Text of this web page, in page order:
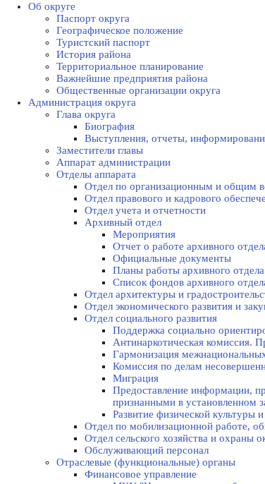
Об округе
Паспорт округа
Географическое положение
Туристский паспорт
История района
Территориальное планирование
Важнейшие предприятия района
Общественные организации округа
Администрация округа
Глава округа
Биография
Выступления, отчеты,
Заместители главы
Аппарат администрации
Отделы аппарата
Отдел по организационным и общим
Отдел правового и кадрового
Отдел учета и отчетности
Архивный отдел
Мероприятия
Отчет о работе архивного
Официальные документы
Планы работы архивного отдела
Список фондов архивного
Отдел архитектуры и
Отдел экономического развития и
Отдел социального развития
Поддержка социально
Антинаркотическая комиссия.
Гармонизация
Комиссия по делам
Миграция
Предоставление информации,
признанными в установленном
Развитие физической культуры
Отдел по мобилизационной работе,
Отдел сельского хозяйства и охраны
Обслуживающий персонал
Отраслевые (функциональные) органы
Финансовое управление